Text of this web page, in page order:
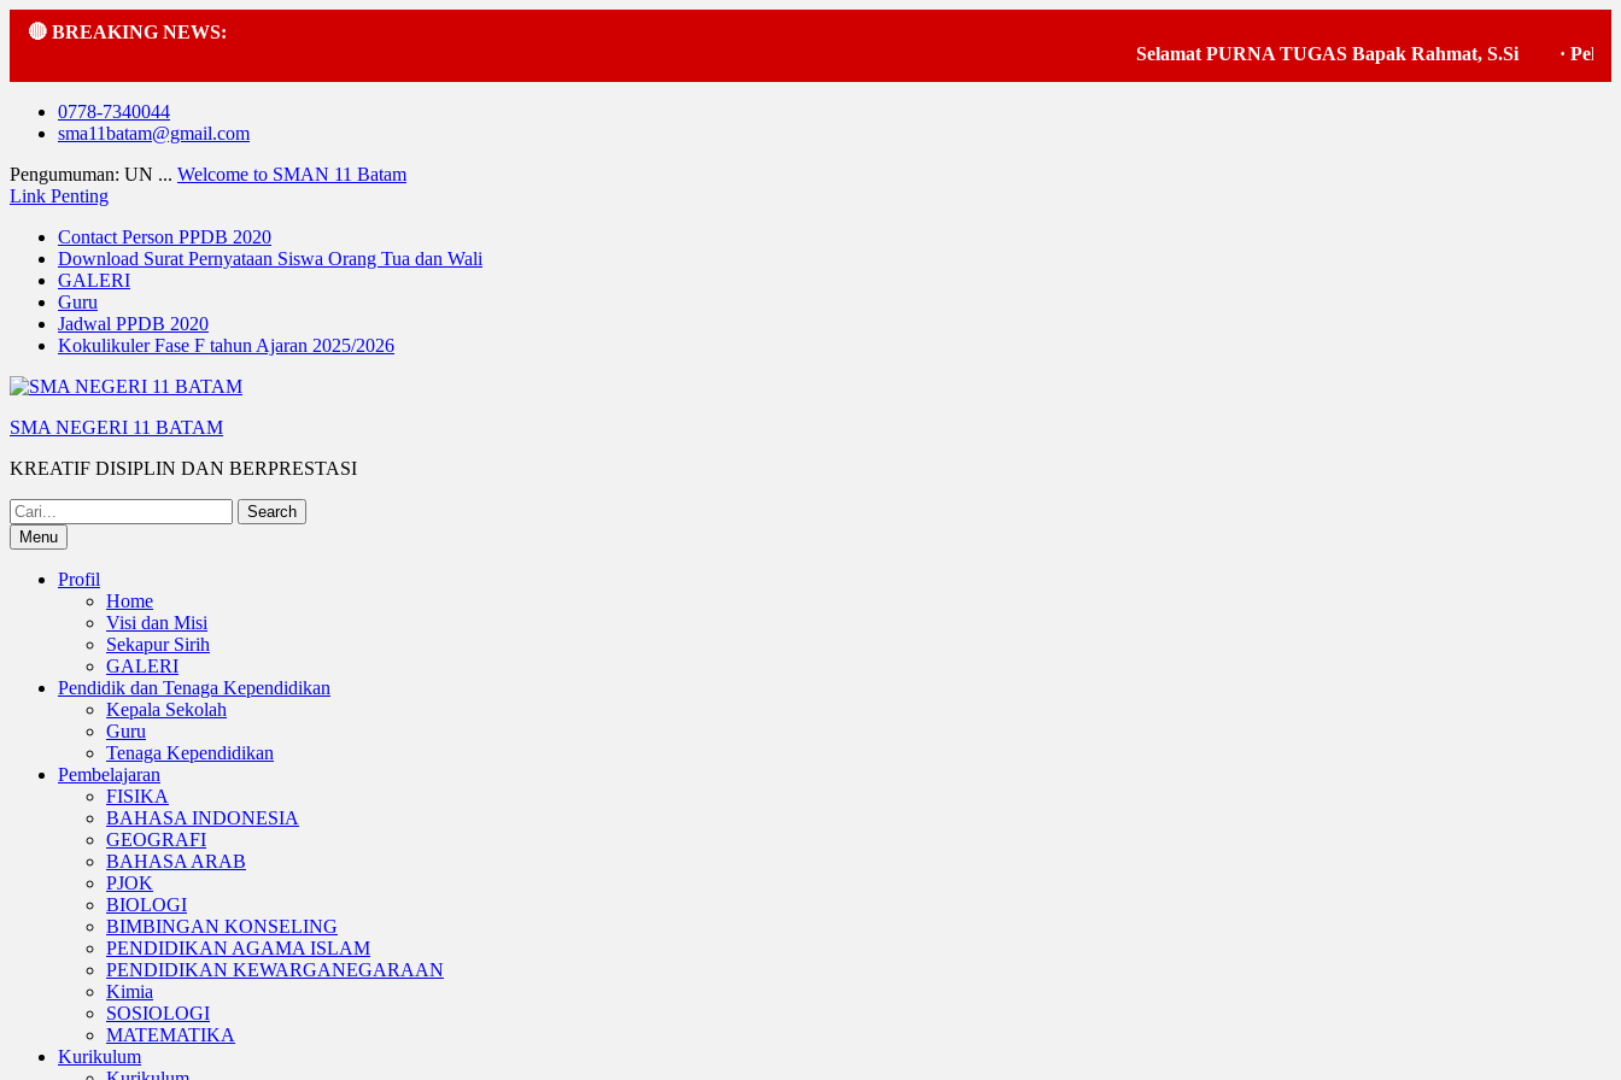
🔴 BREAKING NEWS:
Selamat PURNA TUGAS Bapak Rahmat, S.Si
·
Skip
0778-7340044
sma11batam@gmail.com
Pengumuman: UN ... Welcome to SMAN 11 Batam
Link Penting
Contact Person PPDB 2020
Download Surat Pernyataan Siswa Orang Tua dan Wali
GALERI
Guru
Jadwal PPDB 2020
Kokulikuler Fase F tahun Ajaran 2025/2026
SMA NEGERI 11 BATAM
KREATIF DISIPLIN DAN BERPRESTASI
Search
for:Menu
Profil
Home
Visi dan Misi
Sekapur Sirih
GALERI
Pendidik dan Tenaga Kependidikan
Kepala Sekolah
Guru
Tenaga Kependidikan
Pembelajaran
FISIKA
BAHASA INDONESIA
GEOGRAFI
BAHASA ARAB
PJOK
BIOLOGI
BIMBINGAN KONSELING
PENDIDIKAN AGAMA ISLAM
PENDIDIKAN KEWARGANEGARAAN
Kimia
SOSIOLOGI
MATEMATIKA
Kurikulum